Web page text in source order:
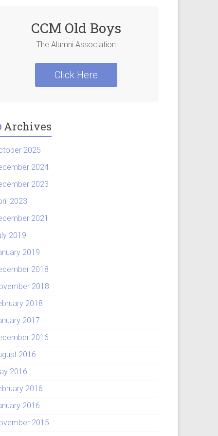
CCM Old Boys
The Alumni Association
Click Here
Archives
2025
2024
2023
2023
2021
2019
2019
2018
2018
2018
2017
2016
2016
2016
2016
2016
2015